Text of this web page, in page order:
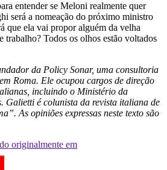
entender se Meloni realmente quer
será a nomeação do próximo ministro
que ela vai propor alguém da velha
trabalho? Todos os olhos estão voltados
da Policy Sonar, uma consultoria
Roma. Ele ocupou cargos de direção
incluindo o Ministério da
Galietti é colunista da revista italiana de
As opiniões expressas neste texto são
originalmente em